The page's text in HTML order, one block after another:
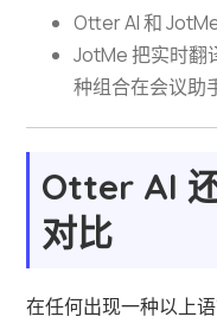
Otter AI 和
JotMe 把实时翻
种组合在会议助
Otter AI
对比
在任何出现一种以上语